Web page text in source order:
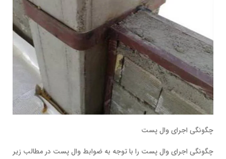
چگونگی اجرای وال پست
چگونگی اجرای وال پست را با توجه به ضوابط وال پست در مطالب زیر